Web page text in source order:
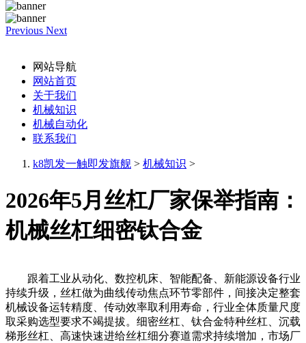
Previous Next
网站导航
网站首页
关于我们
机械知识
机械自动化
联系我们
k8凯发一触即发旗舰 > 机械知识 >
2026年5月丝杠厂家保举指南：
机械丝杠细密钛合金
跟着工业从动化、数控机床、智能配备、新能源设备行业
持续升级，丝杠做为曲线传动焦点环节零部件，间接决定整套
机械设备运转精度、传动效率取利用寿命，行业全体质量尺度
取采购选型要求不竭提拔。细密丝杠、钛合金特种丝杠、沉载
梯形丝杠、高速快速进给丝杠细分赛道需求持续增加，市场厂